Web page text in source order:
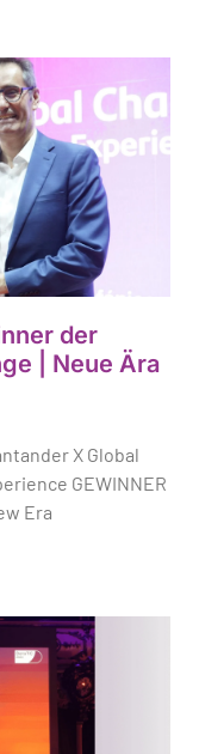
der
| Neue Ära
X Global
GEWINNER
Era